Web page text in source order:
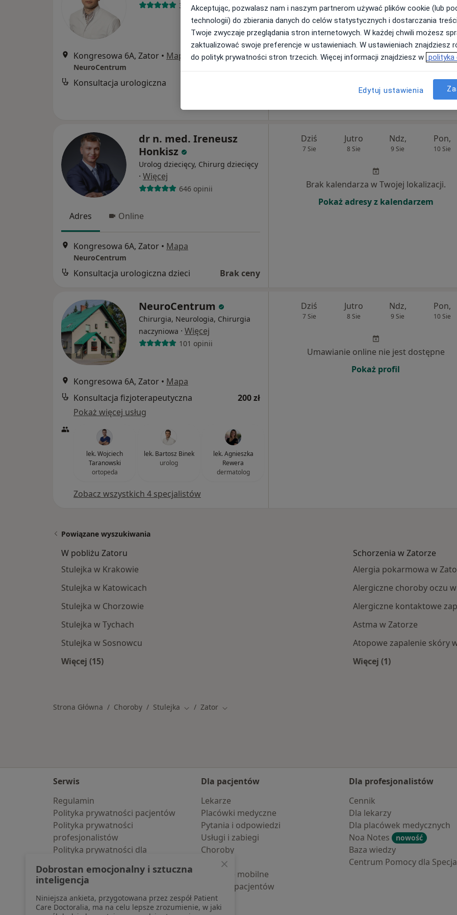
34 opinie
Kongresowa 6A, Zator • Mapa
NeuroCentrum
Konsultacja urologiczna
Umawianie online nie jest dostępne
Poproś o wizytę
dr n. med. Ireneusz
Honkisz
Urolog dziecięcy, Chirurg dziecięcy
· Więcej
646 opinii
Adres Online
Kongresowa 6A, Zator • Mapa
NeuroCentrum
Konsultacja urologiczna dzieci Brak ceny
Dziś
7 Sie
Jutro
8 Sie
Ndz,
9 Sie
Pon,
10 Sie
Brak kalendarza w Twojej lokalizacji.
Pokaż adresy z kalendarzem
NeuroCentrum
Chirurgia, Neurologia, Chirurgia
naczyniowa · Więcej
101 opinii
Kongresowa 6A, Zator • Mapa
Konsultacja fizjoterapeutyczna
200 zł
Pokaż więcej usług
lek. Wojciech
Taranowski
ortopeda
lek. Bartosz Binek
urolog
lek. Agnieszka
Rewera
dermatolog
Zobacz wszystkich 4 specjalistów
Dziś
7 Sie
Jutro
8 Sie
Ndz,
9 Sie
Pon,
10 Sie
Umawianie online nie jest dostępne
Pokaż profil
Powiązane wyszukiwania
W pobliżu Zatoru
Stulejka w Krakowie
Stulejka w Katowicach
Stulejka w Chorzowie
Stulejka w Tychach
Stulejka w Sosnowcu
Więcej (15)
Schorzenia w Zatorze
Alergia pokarmowa w
Alergiczne choroby oczu
Alergiczne kontaktowe
Astma w Zatorze
Atopowe zapalenie skóry
Więcej (1)
Strona Główna Choroby Stulejka Zmień miasto
Zator Zmień miasto
Serwis
Regulamin
Polityka prywatności pacjentów
Polityka prywatności
profesjonalistów
Polityka prywatności dla
pozyskaliśmy samodzielnie
Polityka cookies
Jak działają wyniki wyszukiwania
Dostępność
Dla pacjentów
Lekarze
Placówki medyczne
Pytania i odpowiedzi
Usługi i zabiegi
Choroby
Pomoc
Aplikacje mobilne
Blog dla pacjentów
Dla profesjonalistów
Cennik
Dla lekarzy
Dla placówek medycznych
Noa Notes
nowość
Baza wiedzy
Centrum Pomocy dla
Akceptując, pozwalasz nam i naszym partnerom używać plików cookie (lub
technologii) do zbierania danych do celów statystycznych i dostarczania
Twoje zwyczaje przeglądania stron internetowych. W każdej chwili możesz
zaktualizować swoje preferencje w ustawieniach. W ustawieniach znajdziesz
do polityk prywatności stron trzecich. Więcej informacji znajdziesz w polityka
Edytuj ustawienia
Dobrostan emocjonalny i sztuczna
inteligencja
Niniejsza ankieta, przygotowana przez zespół Patient
Care Doctoralia, ma na celu lepsze zrozumienie, w jaki